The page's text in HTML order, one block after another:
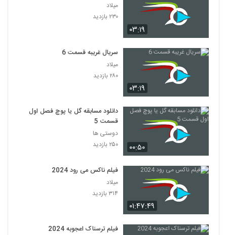
۰۳:۱۹
میلاد
۲۳۰ بازدید
۰۳:۱۹
سریال غریبه قسمت 6
میلاد
۲۸۰ بازدید
۰۰:۵۰
دانلود مسابقه گل یا پوچ فصل اول
قسمت 5
دوستی ها
۲۵۰ بازدید
۰۱:۴۷:۴۹
فیلم ناکس می رود 2024
میلاد
۳۱۴ بازدید
فیلم ترسناک اعجوبه 2024